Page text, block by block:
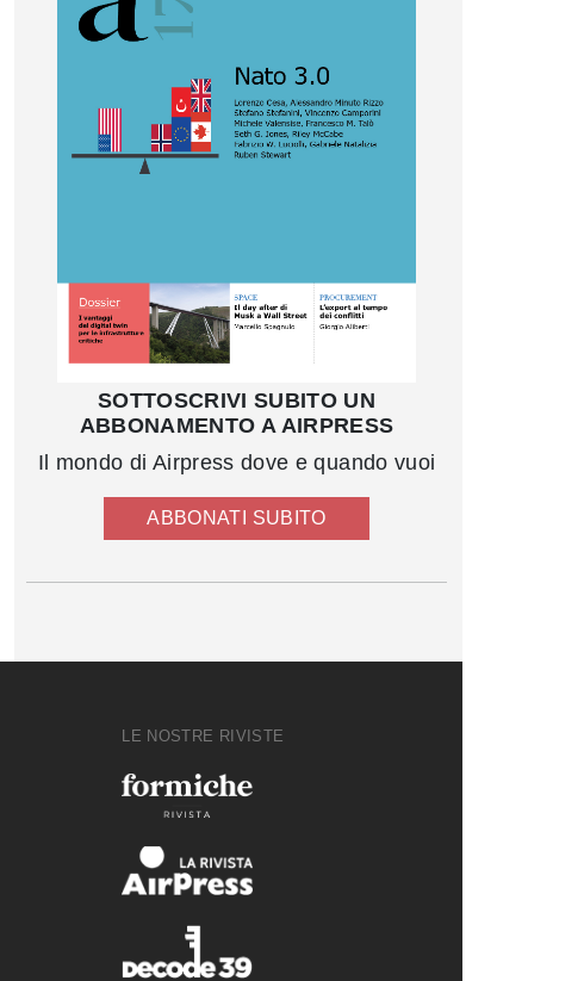
SOTTOSCRIVI SUBITO UN
ABBONAMENTO A AIRPRESS
Il mondo di Airpress dove e quando vuoi
ABBONATI SUBITO
LE NOSTRE RIVISTE